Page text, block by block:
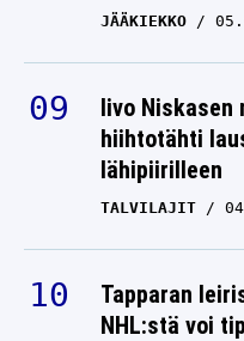
JÄÄKIEKKO
Iivo Niskasen
hiihtotähti
lähipiirilleen
TALVILAJIT
Tapparan
NHL:stä voi